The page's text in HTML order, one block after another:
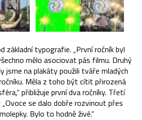
základní typografie. „První ročník byl
mělo asociovat pás filmu. Druhý
jsme na plakáty použili tváře mladých
Měla z toho být cítit přirozená
přibližuje první dva ročníky. Třetí
se dalo dobře rozvinout přes
Bylo to hodně živé.“